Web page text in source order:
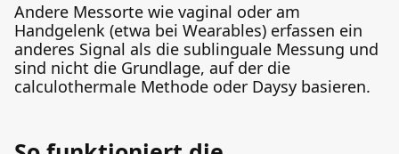
Andere Messorte wie vaginal oder am
Handgelenk (etwa bei Wearables) erfassen ein
anderes Signal als die sublinguale Messung und
sind nicht die Grundlage, auf der die
calculothermale Methode oder Daysy basieren.